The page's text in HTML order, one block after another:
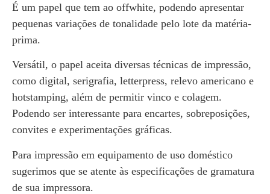
É um papel que tem ao offwhite, podendo apresentar
pequenas variações de tonalidade pelo lote da matéria-
prima.
Versátil, o papel aceita diversas técnicas de impressão,
como digital, serigrafia, letterpress, relevo americano e
hotstamping, além de permitir vinco e colagem.
Podendo ser interessante para encartes, sobreposições,
convites e experimentações gráficas.
Para impressão em equipamento de uso doméstico
sugerimos que se atente às especificações de gramatura
de sua impressora.